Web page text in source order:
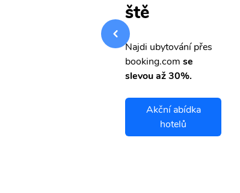
Přehledná stránka s le
ště
Najdi ubytování přes
booking.com se
slevou až 30%.
Akční abídka
hotelů